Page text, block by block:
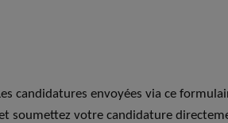
candidatures envoyées via ce
soumettez votre candidature